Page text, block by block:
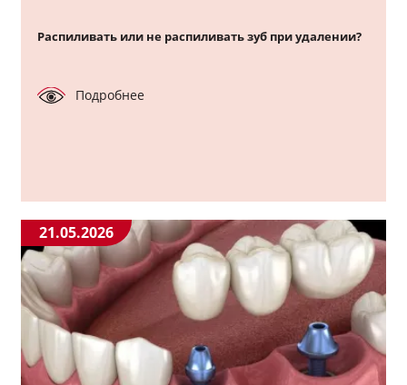
Распиливать или не распиливать зуб при удалении?
Подробнее
21.05.2026